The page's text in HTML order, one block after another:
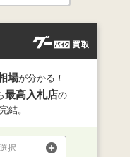
場が分かる！
最高入札店の
結。
択